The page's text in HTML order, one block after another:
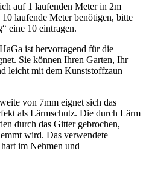
auf 1 laufenden Meter in 2m
laufende Meter benötigen, bitte
eine 10 eintragen.
ist hervorragend für die
Sie können Ihren Garten, Ihr
leicht mit dem Kunststoffzaun
von 7mm eignet sich das
als Lärmschutz. Die durch Lärm
durch das Gitter gebrochen,
wird. Das verwendete
im Nehmen und